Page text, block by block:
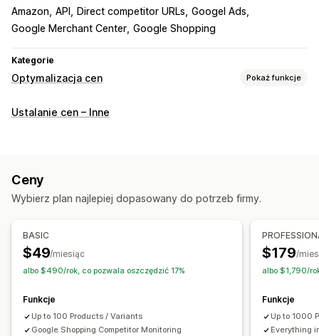
Amazon API Direct competitor URLs Googel Ads
Google Merchant Center Google Shopping
Kategorie
Optymalizacja cen Pokaż funkcje
Zarządzanie cenami
Edycja zbiorcza
Śledzenie cen
Historia cen
Śledzenie konkurencji
Pulpity Analizy
Ustalanie cen – Inne
Ceny
Wybierz plan najlepiej dopasowany do potrzeb firmy.
BASIC
$49/miesiąc
albo $490/rok, co pozwala oszczędzić 17%
Funkcje
Up to 100 Products / Variants
Google Shopping Competitor Monitoring
$179/
albo $1,790/
Funkcje
Up to 1000
Everything